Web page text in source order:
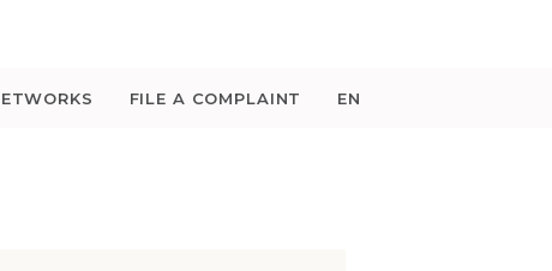
FILE A COMPLAINT EN